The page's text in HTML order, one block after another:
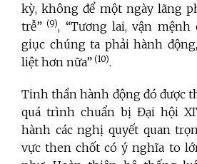
kỳ, không để một ngày lãng
trễ” (9), “Tương lai, vận mệnh
giục chúng ta phải hành
liệt hơn nữa” (10).
Tinh thần hành động đó được
quá trình chuẩn bị Đại hội
hành các nghị quyết quan
vực then chốt có ý nghĩa to